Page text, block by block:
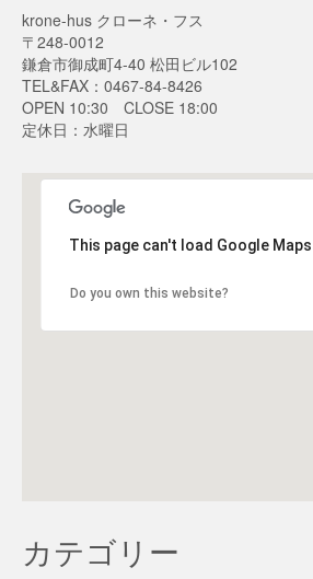
krone-hus クローネ・フス
〒248-0012
鎌倉市御成町4-40 松田ビル102
TEL&FAX：0467-84-8426
OPEN 10:30 CLOSE 18:00
定休日：水曜日
This page can't load Google
Do you own this website?
カテゴリー